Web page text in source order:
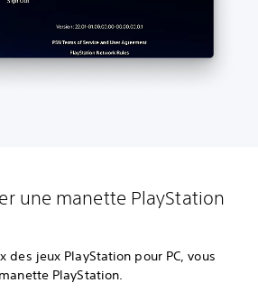
une manette PlayStation
des jeux PlayStation pour PC, vous
PlayStation.